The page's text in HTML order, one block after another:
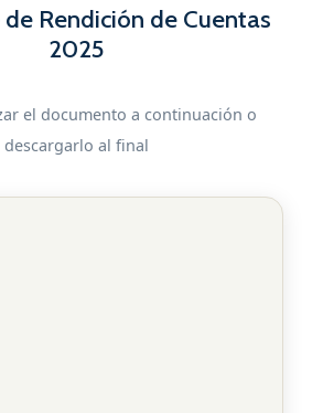
Rendición de Cuentas
2025
el documento a continuación o
descargarlo al final